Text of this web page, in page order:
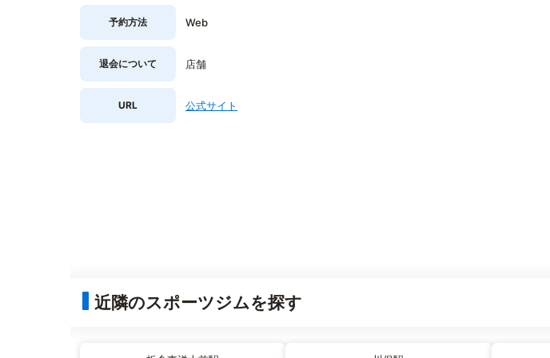
予約方法 Web
退会について 店舗
URL 公式サイト
近隣のスポーツジムを探す